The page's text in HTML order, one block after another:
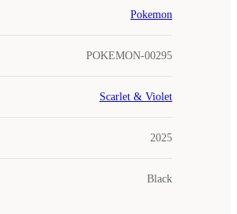
Pokemon
POKEMON-00295
Scarlet & Violet
2025
Black